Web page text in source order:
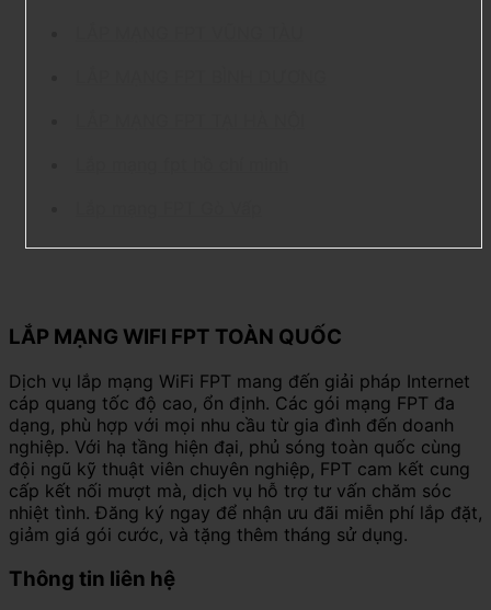
LẮP MẠNG WIFI FPT TOÀN QUỐC
Dịch vụ lắp mạng WiFi FPT mang đến giải pháp Internet
cáp quang tốc độ cao, ổn định. Các gói mạng FPT đa
dạng, phù hợp với mọi nhu cầu từ gia đình đến doanh
nghiệp. Với hạ tầng hiện đại, phủ sóng toàn quốc cùng
đội ngũ kỹ thuật viên chuyên nghiệp, FPT cam kết cung
cấp kết nối mượt mà, dịch vụ hỗ trợ tư vấn chăm sóc
nhiệt tình. Đăng ký ngay để nhận ưu đãi miễn phí lắp đặt,
giảm giá gói cước, và tặng thêm tháng sử dụng.
Thông tin liên hệ